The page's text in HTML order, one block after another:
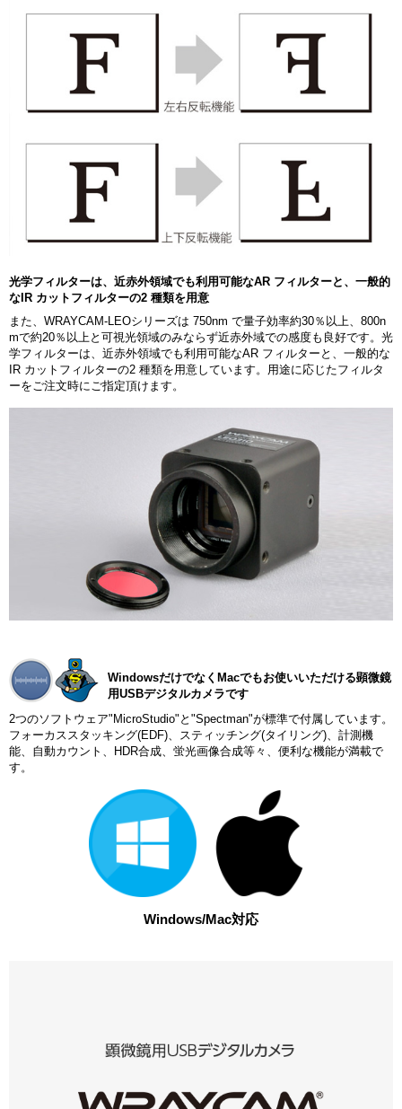
光学フィルターは、近赤外領域でも利用可能なAR フィルターと、一般的
なIR カットフィルターの2 種類を用意
また、WRAYCAM-LEOシリーズは 750nm で量子効率約30％以上、800n
mで約20％以上と可視光領域のみならず近赤外域での感度も良好です。光
学フィルターは、近赤外領域でも利用可能なAR フィルターと、一般的な
IR カットフィルターの2 種類を用意しています。用途に応じたフィルタ
ーをご注文時にご指定頂けます。
WindowsだけでなくMacでもお使いいただける顕微鏡
用USBデジタルカメラです
2つのソフトウェア"MicroStudio"と"Spectman"が標準で付属しています。
フォーカススタッキング(EDF)、スティッチング(タイリング)、計測機
能、自動カウント、HDR合成、蛍光画像合成等々、便利な機能が満載で
す。
Windows/Mac対応